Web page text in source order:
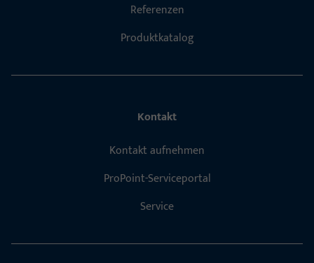
Referenzen
Produktkatalog
Kontakt
Kontakt aufnehmen
ProPoint-Serviceportal
Service